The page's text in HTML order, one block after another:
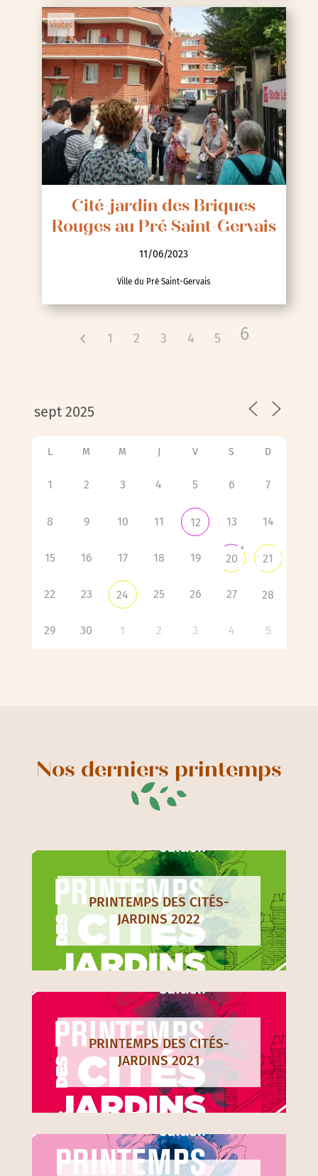
Visites
Cité-jardin des Briques
Rouges au Pré Saint-Gervais
11/06/2023
Ville du Pré Saint-Gervais
1 2 3 4 5 6
L M M J V S D
1 2 3 4 5 6 7
8 9 10 11 12 13 14
15 16 17 18 19 20
+
21
22 23 24 25 26 27 28
29 30 1 2 3 4 5
Nos derniers printemps
PRINTEMPS DES CITÉS-
JARDINS 2022
PRINTEMPS DES CITÉS-
JARDINS 2021